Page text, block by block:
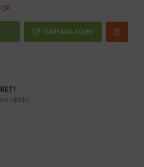
CUMPARA ACUM
rapida!